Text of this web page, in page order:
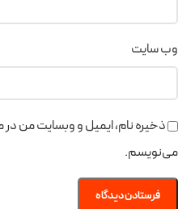
وب‌ سایت
ذخیره نام، ایمیل و وبسایت من در
می‌نویسم.